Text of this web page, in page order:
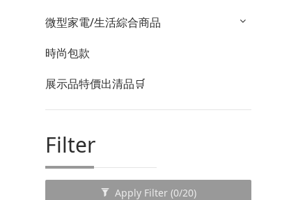
微型家電/生活綜合商品
時尚包款
展示品特價出清品🛒
Filter
Apply Filter (0/20)